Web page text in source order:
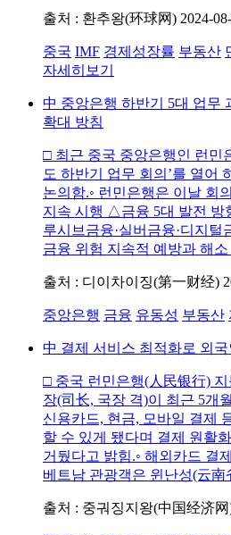
출처 : 환추왕(环球网) 2024-
중국 IMF 경제성장률 부동산
자세히보기
中 중앙은행 하반기 5대 업무
확대 방침
□ 최근 중국 중앙은행인 런민
도 하반기 업무 회의’를 열어
논의함.◦ 런민은행은 이날 회
지속 시행 △금융 5대 발전 방
루시브금융·실버금융·디지
금융 위험 지속적 예방과 해
출처 : 디이차이징(第一财经)
중앙은행 금융 유동성 부동산
中 결제 서비스 최적화로 외
□ 중국 런민은행(人民银行)
장(司长, 국장 격)이 최근 5개
신용카드, 현금, 모바일 결제
할 수 있게 됐다며 결제 원활
거뒀다고 밝힘.◦ 해외카드 결
베트남 관광객은 윈난성(云南
출처 : 중궈징지왕(中国经济